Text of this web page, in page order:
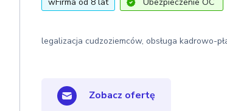
legalizacja cudzoziemców, obsługa kadrowo-
Zobacz ofertę